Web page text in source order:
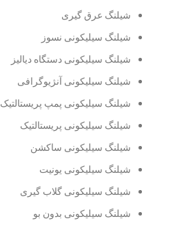
شیلنگ عرق گیری
شیلنگ سیلیکونی نسوز
شیلنگ سیلیکونی دستگاه دیالیز
شیلنگ سیلیکونی آنژیوگرافی
شیلنگ سیلیکونی پمپ پریستالتیک
شیلنگ سیلیکونی پریستالتیک
شیلنگ سیلیکونی ساکشن
شیلنگ سیلیکونی یونیت
شیلنگ سیلیکونی گلاب گیری
شیلنگ سیلیکونی بدون بو